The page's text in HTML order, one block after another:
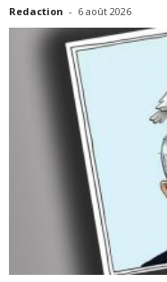
Redaction - 6 août 2026